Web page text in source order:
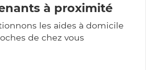
à proximité
les aides à domicile
de chez vous